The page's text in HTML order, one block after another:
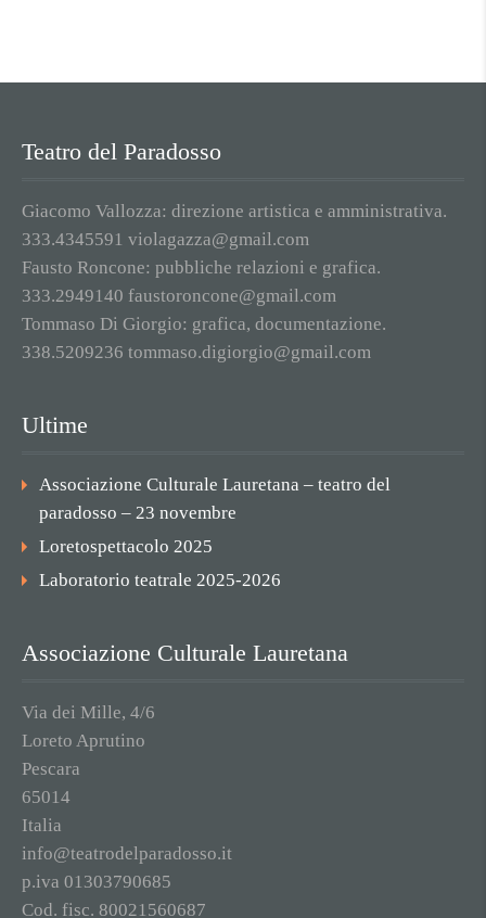
Teatro del Paradosso
Giacomo Vallozza: direzione artistica e amministrativa.
333.4345591 violagazza@gmail.com
Fausto Roncone: pubbliche relazioni e grafica.
333.2949140 faustoroncone@gmail.com
Tommaso Di Giorgio: grafica, documentazione.
338.5209236 tommaso.digiorgio@gmail.com
Ultime
Associazione Culturale Lauretana – teatro del
paradosso – 23 novembre
Loretospettacolo 2025
Laboratorio teatrale 2025-2026
Associazione Culturale Lauretana
Via dei Mille, 4/6
Loreto Aprutino
Pescara
65014
Italia
info@teatrodelparadosso.it
p.iva 01303790685
Cod. fisc. 80021560687